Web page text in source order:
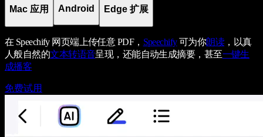
Mac 应用 Android Edge 扩展
在 Speechify 网页端上传任意 PDF， Speechify可为你朗读，以真
人般自然的文本转语音呈现，还能自动生成摘要，甚至一键生
成播客
免费试用